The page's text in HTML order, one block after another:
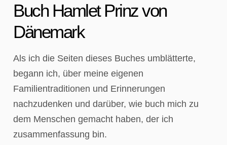
Buch Hamlet Prinz von
Dänemark
Als ich die Seiten dieses Buches umblätterte,
begann ich, über meine eigenen
Familientraditionen und Erinnerungen
nachzudenken und darüber, wie buch mich zu
dem Menschen gemacht haben, der ich
zusammenfassung bin.